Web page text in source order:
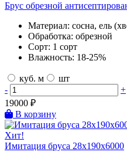
Брус обрезной
Материал: сосна, ель
Обработка: обрезной
Сорт: 1 сорт
Влажность: 18-25%
куб. м
шт
-
+
19000 ₽
В корзину
Хит!
Имитация бруса 28х190х6000